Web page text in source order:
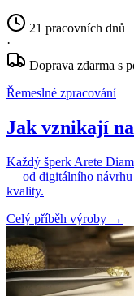
21 pracovních dnů
·
Doprava zdarma s
Řemeslné zpracování
Jak vznikají
Každý šperk Arete
— od digitálního návrhu
kvality.
Celý příběh výroby →